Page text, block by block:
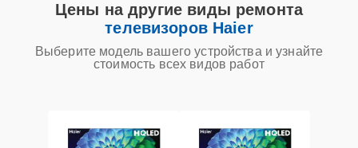
Цены на другие виды ремонта
телевизоров Haier
Выберите модель вашего устройства и узнайте
стоимость всех видов работ